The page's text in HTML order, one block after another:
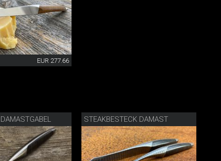
EUR 277.66
STEAKBESTECK DAMAST